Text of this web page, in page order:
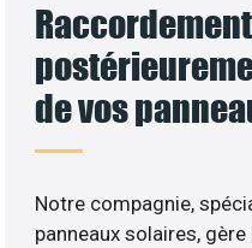
de vos
Notre compagnie,
panneaux solaires,